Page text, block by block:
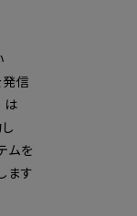
信
は
ムを
ます